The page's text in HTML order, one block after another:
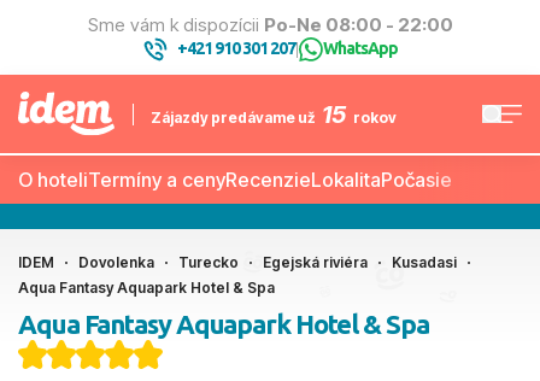
Sme vám k dispozícii Po-Ne 08:00 - 22:00
+421 910 301 207| WhatsApp
Zájazdy predávame už 15 rokov
O hoteliTermíny a cenyRecenzieLokalitaPočasie
IDEM Dovolenka Turecko Egejská riviéra
Kusadasi
Aqua Fantasy Aquapark Hotel & Spa
Aqua Fantasy Aquapark Hotel & Spa